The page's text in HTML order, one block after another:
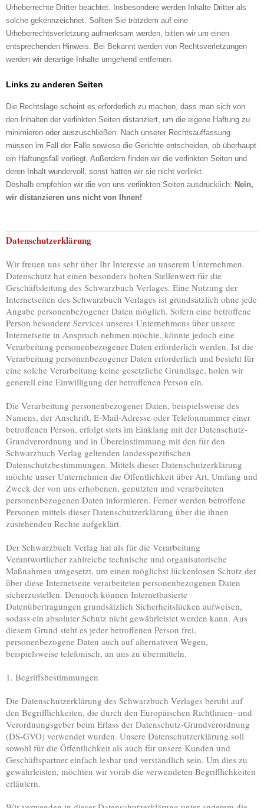
Urheberrechte Dritter beachtet. Insbesondere werden Inhalte Dritter als
solche gekennzeichnet. Sollten Sie trotzdem auf eine
Urheberrechtsverletzung aufmerksam werden, bitten wir um einen
entsprechenden Hinweis. Bei Bekannt werden von Rechtsverletzungen
werden wir derartige Inhalte umgehend entfernen.
Links zu anderen Seiten
Die Rechtslage scheint es erforderlich zu machen, dass man sich von
den Inhalten der verlinkten Seiten distanziert, um die eigene Haftung zu
minimieren oder auszuschließen. Nach unserer Rechtsauffassung
müssen im Fall der Fälle sowieso die Gerichte entscheiden, ob überhaupt
ein Haftungsfall vorliegt. Außerdem finden wir die verlinkten Seiten und
deren Inhalt wundervoll, sonst hätten wir sie nicht verlinkt.
Deshalb empfehlen wir die von uns verlinkten Seiten ausdrücklich: Nein,
wir distanzieren uns nicht von Ihnen!
Datenschutzerklärung
Wir freuen uns sehr über Ihr Interesse an unserem Unternehmen.
Datenschutz hat einen besonders hohen Stellenwert für die
Geschäftsleitung des Schwarzbuch Verlages. Eine Nutzung der
Internetseiten des Schwarzbuch Verlages ist grundsätzlich ohne jede
Angabe personenbezogener Daten möglich. Sofern eine betroffene
Person besondere Services unseres Unternehmens über unsere
Internetseite in Anspruch nehmen möchte, könnte jedoch eine
Verarbeitung personenbezogener Daten erforderlich werden. Ist die
Verarbeitung personenbezogener Daten erforderlich und besteht für
eine solche Verarbeitung keine gesetzliche Grundlage, holen wir
generell eine Einwilligung der betroffenen Person ein.
Die Verarbeitung personenbezogener Daten, beispielsweise des
Namens, der Anschrift, E-Mail-Adresse oder Telefonnummer einer
betroffenen Person, erfolgt stets im Einklang mit der Datenschutz-
Grundverordnung und in Übereinstimmung mit den für den
Schwarzbuch Verlag geltenden landesspezifischen
Datenschutzbestimmungen. Mittels dieser Datenschutzerklärung
möchte unser Unternehmen die Öffentlichkeit über Art, Umfang und
Zweck der von uns erhobenen, genutzten und verarbeiteten
personenbezogenen Daten informieren. Ferner werden betroffene
Personen mittels dieser Datenschutzerklärung über die ihnen
zustehenden Rechte aufgeklärt.
Der Schwarzbuch Verlag hat als für die Verarbeitung
Verantwortlicher zahlreiche technische und organisatorische
Maßnahmen umgesetzt, um einen möglichst lückenlosen Schutz der
über diese Internetseite verarbeiteten personenbezogenen Daten
sicherzustellen. Dennoch können Internetbasierte
Datenübertragungen grundsätzlich Sicherheitslücken aufweisen,
sodass ein absoluter Schutz nicht gewährleistet werden kann. Aus
diesem Grund steht es jeder betroffenen Person frei,
personenbezogene Daten auch auf alternativen Wegen,
beispielsweise telefonisch, an uns zu übermitteln.
1. Begriffsbestimmungen
Die Datenschutzerklärung des Schwarzbuch Verlages beruht auf
den Begrifflichkeiten, die durch den Europäischen Richtlinien- und
Verordnungsgeber beim Erlass der Datenschutz-Grundverordnung
(DS-GVO) verwendet wurden. Unsere Datenschutzerklärung soll
sowohl für die Öffentlichkeit als auch für unsere Kunden und
Geschäftspartner einfach lesbar und verständlich sein. Um dies zu
gewährleisten, möchten wir vorab die verwendeten Begrifflichkeiten
erläutern.